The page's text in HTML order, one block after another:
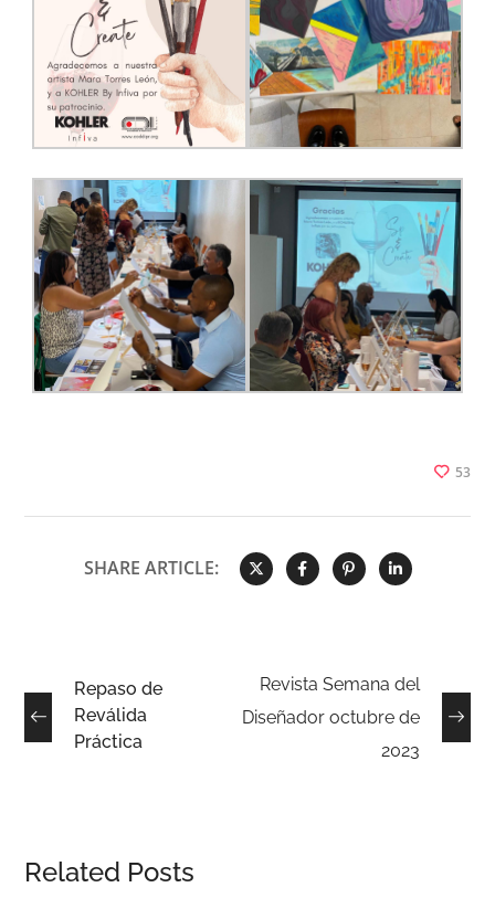
53
SHARE ARTICLE:
Repaso de
Reválida
Práctica
Revista Semana del
Diseñador octubre de
2023
Related Posts